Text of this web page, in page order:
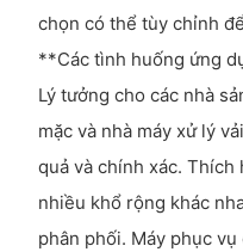
chọn có thể tùy chỉnh
**Các tình huống ứng
Lý tưởng cho các nhà
mặc và nhà máy xử lý
quả và chính xác.
nhiều khổ rộng khác
phân phối. Máy phục